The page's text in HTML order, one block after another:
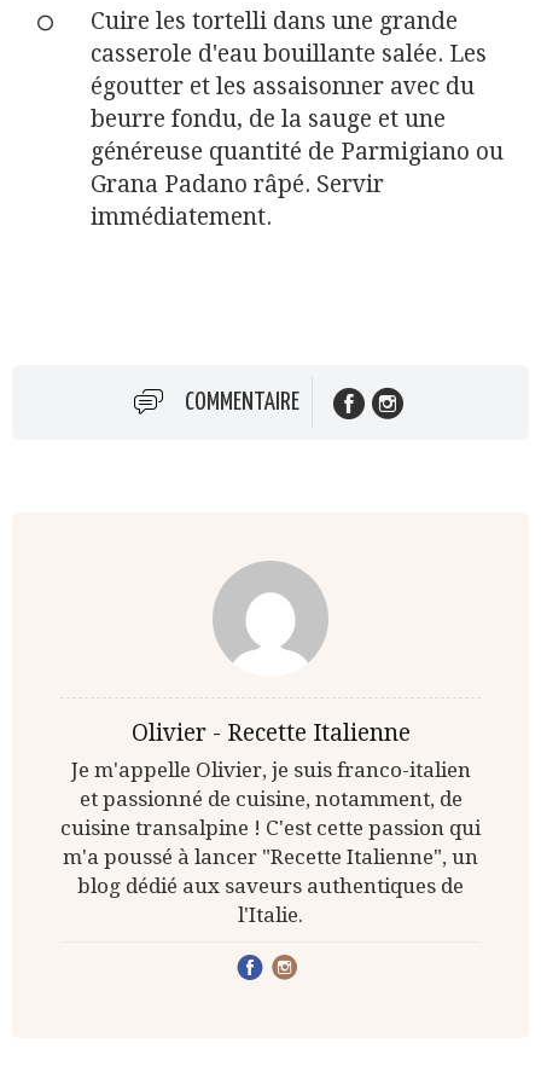
Cuire les tortelli dans une grande
casserole d'eau bouillante salée. Les
égoutter et les assaisonner avec du
beurre fondu, de la sauge et une
généreuse quantité de Parmigiano ou
Grana Padano râpé. Servir
immédiatement.
COMMENTAIRE
Olivier - Recette Italienne
Je m'appelle Olivier, je suis franco-italien
et passionné de cuisine, notamment, de
cuisine transalpine ! C'est cette passion qui
m'a poussé à lancer "Recette Italienne", un
blog dédié aux saveurs authentiques de
l'Italie.